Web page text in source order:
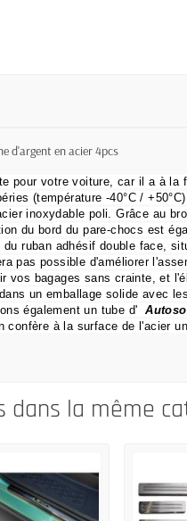
d'argent en acier 4pcs
pour votre voiture, car il a à la
(température -40°C /
inoxydable poli.Grâce au
du bord du pare-chocs est
du ruban adhésif double face,
pas possible d'améliorer
vos bagages sans crainte,et
un emballage solide avec
également un tube d'
confère à la surface de l'acier
dans la même